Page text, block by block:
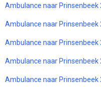
Ambulance naar Prinsenbeek
Ambulance naar
Ambulance naar
Ambulance naar
Ambulance naar